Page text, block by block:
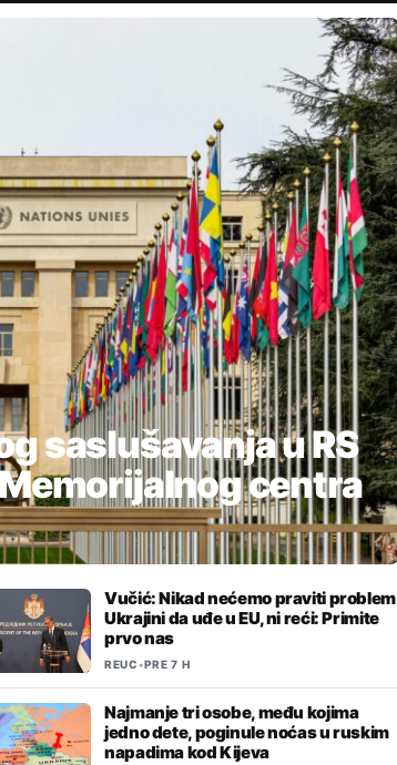
saslušavanja u RS
centra
Vučić: Nikad nećemo praviti problem
Ukrajini da uđe u EU, ni reći: Primite
prvo nas
REUC•PRE 7 H
Najmanje tri osobe, među kojima
jedno dete, poginule noćas u ruskim
napadima kod Kijeva